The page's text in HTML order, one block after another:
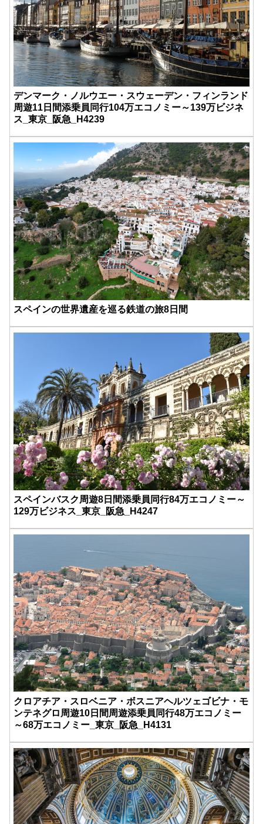
デンマーク・ノルウエー・スウェーデン・フィンランド
周遊11日間添乗員同行104万エコノミー～139万ビジネ
ス_東京_阪急_H4239
スペインの世界遺産を巡る鉄道の旅8日間
スペインバスク周遊8日間添乗員同行84万エコノミー～
129万ビジネス_東京_阪急_H4247
クロアチア・スロベニア・ボスニアヘルツェゴビナ・モ
ンテネグロ周遊10日間周遊添乗員同行48万エコノミー
～68万エコノミー_東京_阪急_H4131